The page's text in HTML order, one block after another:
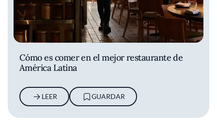
Cómo es comer en el mejor restaurante de
América Latina
LEER GUARDAR